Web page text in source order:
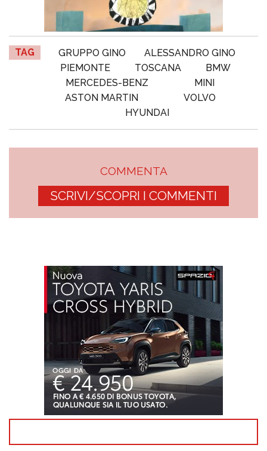
TAG GRUPPO GINO
ALESSANDRO GINO
PIEMONTE
TOSCANA
BMW
MERCEDES-BENZ
MINI
ASTON MARTIN
VOLVO
HYUNDAI
COMMENTA
SCRIVI/SCOPRI I COMMENTI